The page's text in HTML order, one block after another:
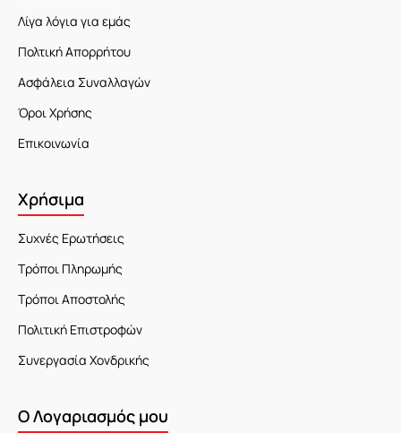
Λίγα λόγια για εμάς
Πολτική Απορρήτου
Ασφάλεια Συναλλαγών
Όροι Χρήσης
Επικοινωνία
Χρήσιμα
Συχνές Ερωτήσεις
Τρόποι Πληρωμής
Τρόποι Αποστολής
Πολιτική Επιστροφών
Συνεργασία Χονδρικής
Ο Λογαριασμός μου